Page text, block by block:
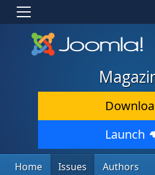
Launch
Home Issues Authors